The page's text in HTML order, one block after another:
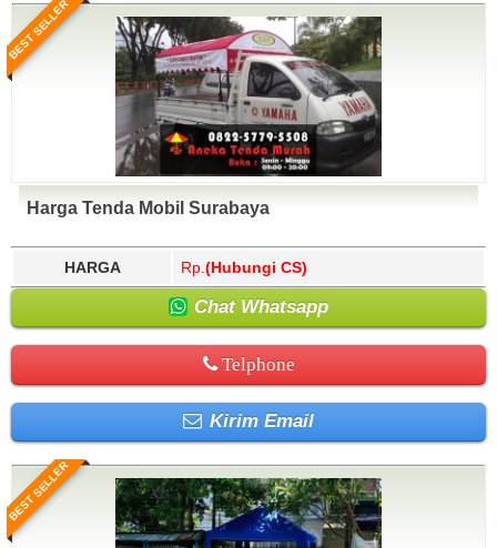
BEST SELLER
Harga Tenda Mobil Surabaya
HARGA Rp. (Hubungi CS)
Chat Whatsapp
Telphone
Kirim Email
BEST SELLER